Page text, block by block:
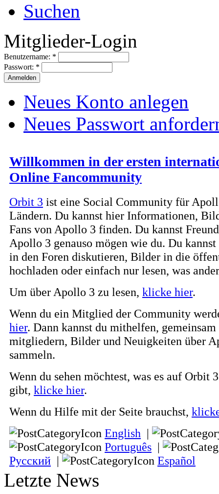
Suchen
Mitglieder-Login
Benutzername: *
Passwort: *
Neues Konto anlegen
Neues Passwort
Willkommen in der ersten
Online Fancommunity
Orbit 3 ist eine Social Community für
Ländern. Du kannst hier Informationen,
Fans von Apollo 3 finden. Du kannst
Apollo 3 genauso mögen wie du. Du
in den Foren diskutieren, Bilder in die
hochladen oder einfach nur lesen, was
Um über Apollo 3 zu lesen, klicke hier.
Wenn du ein Mitglied der Community
hier. Dann kannst du mithelfen,
mitgliedern, Bilder und Neuigkeiten über
sammeln.
Wenn du sehen möchtest, was es auf Orbit
gibt, klicke hier.
Wenn du Hilfe mit der Seite brauchst,
English |
Português |
Русский | Español
Letzte News